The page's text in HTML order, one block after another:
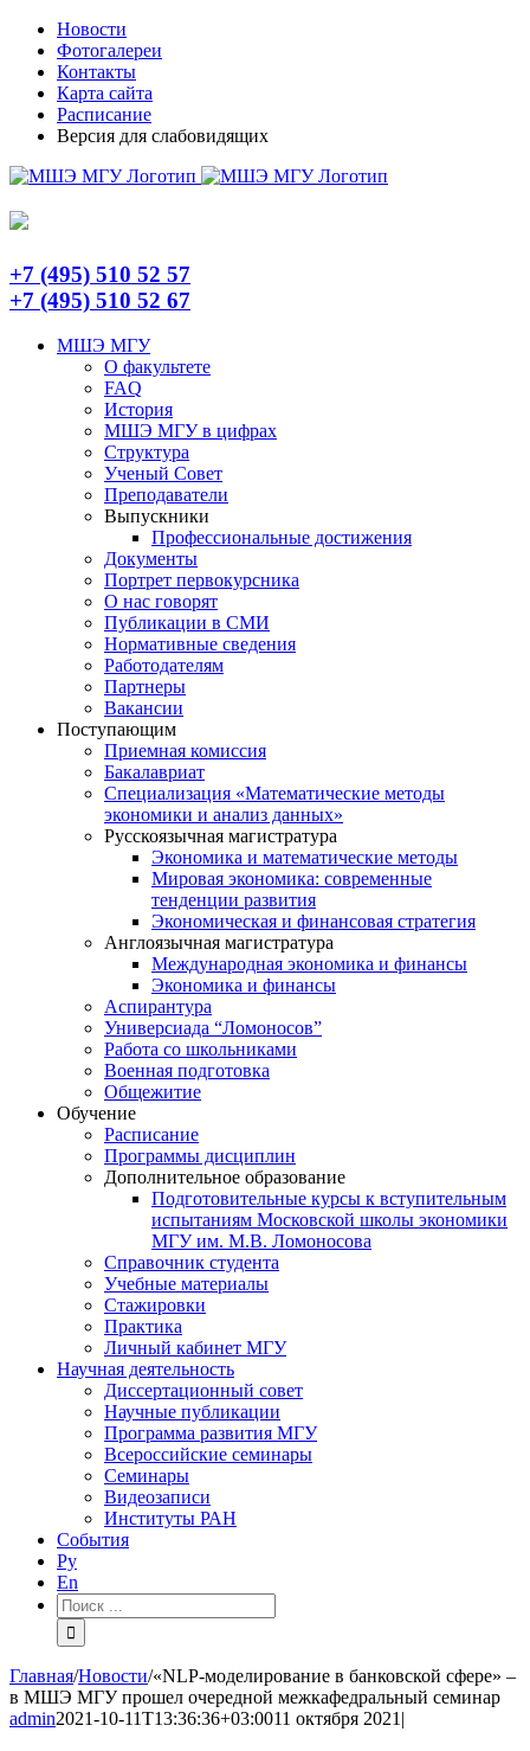
Skip
content
TelegramНовости
Фотогалереи
Контакты
Карта сайта
Расписание
Версия для слабовидящих
+7 (495) 510 52 57
+7 (495) 510 52 67
МШЭ МГУ
О факультете
FAQ
История
МШЭ МГУ в цифрах
Структура
Ученый Совет
Преподаватели
Выпускники
Профессиональные достижения
Документы
Портрет первокурсника
О нас говорят
Публикации в СМИ
Нормативные сведения
Работодателям
Партнеры
Вакансии
Поступающим
Приемная комиссия
Бакалавриат
Специализация «Математические методы
экономики и анализ данных»
Русскоязычная магистратура
Экономика и математические методы
Мировая экономика: современные
тенденции развития
Экономическая и финансовая стратегия
Англоязычная магистратура
Международная экономика и финансы
Экономика и финансы
Аспирантура
Универсиада “Ломоносов”
Работа со школьниками
Военная подготовка
Общежитие
Обучение
Расписание
Программы дисциплин
Дополнительное образование
Подготовительные курсы к вступительным
испытаниям Московской школы экономики
МГУ им. М.В. Ломоносова
Справочник студента
Учебные материалы
Стажировки
Практика
Личный кабинет МГУ
Научная деятельность
Диссертационный совет
Научные публикации
Программа развития МГУ
Всероссийские семинары
Семинары
Видеозаписи
Институты РАН
События
Ру
En
Результат
поиска:
Главная/Новости/«NLP-моделирование в банковской сфере» –
в МШЭ МГУ прошел очередной межкафедральный семинар
admin2021-10-11T13:36:36+03:0011 октября 2021|